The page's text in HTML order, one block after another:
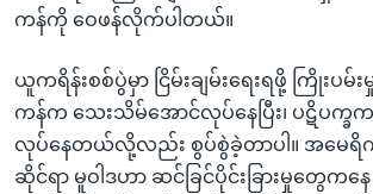
ရန်ကန်ကို ဝေဖန်လိုက်ပါတယ်။
ယူကရိန်းစစ်ပွဲမှာ ငြိမ်းချမ်းရေးရဖို့ ကြိုးပ
ကန်က သေးသိမ်အောင်လုပ်နေပြီး၊ ပဋိပက္
လုပ်နေတယ်လို့လည်း စွပ်စွဲခဲ့တာပါ။ အမေ
ဆိုင်ရာ မူဝါဒဟာ ဆင်ခြင်ပိုင်းခြားမှုတွေကန